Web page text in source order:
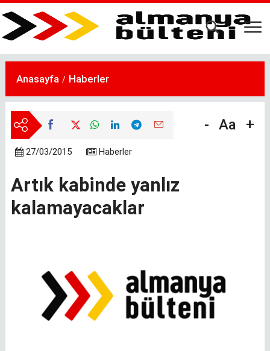
Ana
içeriğe
Anasayfa Haberler
- Aa +
27/03/2015 Haberler
Artık kabinde yanlız
kalamayacaklar